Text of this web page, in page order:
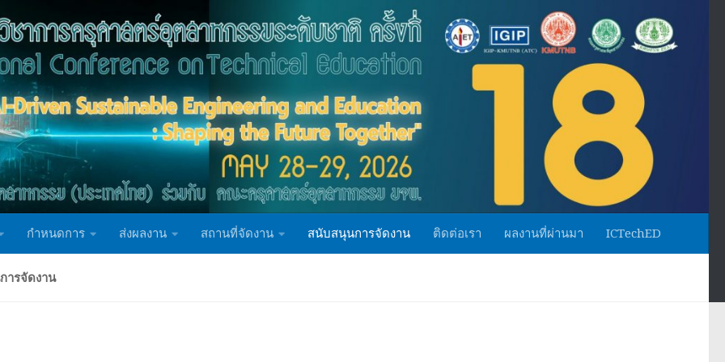
กำหนดการ ส่งผลงาน สถานที่จัดงาน สนับสนุนการจัดงาน ติดต่อเรา ผลงานที่ผ่านมา ICTechED
ารจัดงาน